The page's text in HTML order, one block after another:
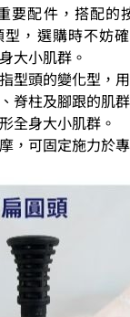
要配件，搭配
，選購時不妨
大小肌群。
型頭的變化型，
脊柱及腳跟的肌
全身大小肌群。
，可固定施力於